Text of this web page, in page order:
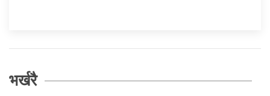
भर्खरै